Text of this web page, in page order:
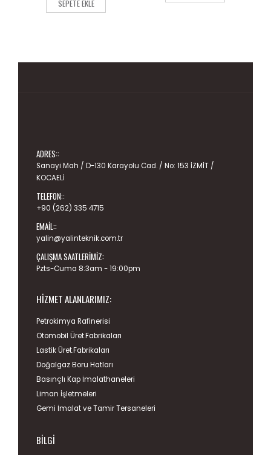
ADRES::
Sanayi Mah / D-130 Karayolu Cad. / No: 153 İZMİT /
KOCAELİ
TELEFON::
+90 (262) 335 4715
EMAIL::
yalin@yalinteknik.com.tr
ÇALIŞMA SAATLERIMIZ:
Pzts-Cuma 8:3am - 19:00pm
HIZMET ALANLARIMIZ:
Petrokimya Rafinerisi
Otomobil Üret.Fabrikaları
Lastik Üret.Fabrikaları
Doğalgaz Boru Hatları
Basınçlı Kap İmalathaneleri
Liman İşletmeleri
Gemi İmalat ve Tamir Tersaneleri
BILGI